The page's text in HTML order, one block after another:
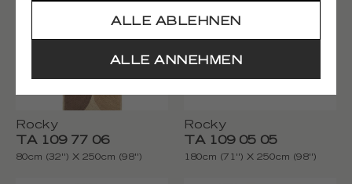
Rocky
TA 109 77 06
80cm (32'') X 250cm (98'')
Rocky
TA 109 05 05
180cm (71'') X 250cm (98'')
ALLE ABLEHNEN
ALLE ANNEHMEN